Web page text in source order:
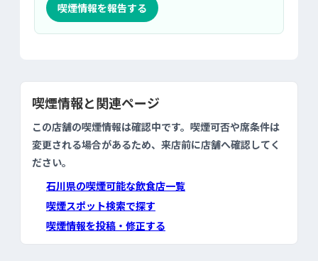
喫煙情報を報告する
喫煙情報と関連ページ
この店舗の喫煙情報は確認中です。喫煙可否や席条件は
変更される場合があるため、来店前に店舗へ確認してく
ださい。
石川県の喫煙可能な飲食店一覧
喫煙スポット検索で探す
喫煙情報を投稿・修正する